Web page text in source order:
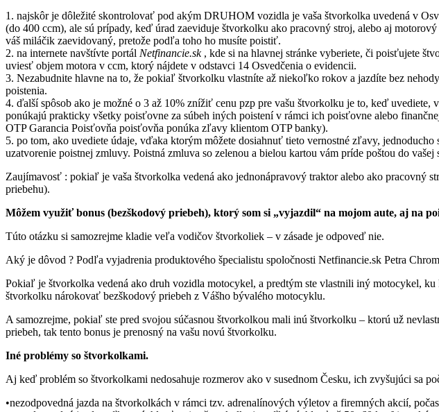
1. najskôr je dôležité skontrolovať pod akým DRUHOM vozidla je vaša štvorkolka uvedená v
(do 400 ccm), ale sú prípady, keď úrad zaeviduje štvorkolku ako pracovný stroj, alebo aj
váš miláčik zaevidovaný, pretože podľa toho ho musíte poistiť.
2. na internete navštívte portál Netfinancie.sk , kde si na hlavnej stránke vyberiete, či poisťujete
uviesť objem motora v ccm, ktorý nájdete v odstavci 14 Osvedčenia o evidencii.
3. Nezabudnite hlavne na to, že pokiaľ štvorkolku vlastníte až niekoľko rokov a jazdíte bez
poistenia.
4. ďalší spôsob ako je možné o 3 až 10% znížiť cenu pzp pre vašu štvorkolku je to, keď
ponúkajú prakticky všetky poisťovne za súbeh iných poistení v rámci ich poisťovne alebo
OTP Garancia Poisťovňa poisťovňa ponúka zľavy klientom OTP banky).
5. po tom, ako uvediete údaje, vďaka ktorým môžete dosiahnuť tieto vernostné zľavy,
uzatvorenie poistnej zmluvy. Poistná zmluva so zelenou a bielou kartou vám príde poštou do vašej
Zaujímavosť : pokiaľ je vaša štvorkolka vedená ako jednonápravový traktor alebo ako pracovný
priebehu).
Môžem využiť bonus (bezškodový priebeh), ktorý som si „vyjazdil“ na mojom aute, aj na
Túto otázku si samozrejme kladie veľa vodičov štvorkoliek – v zásade je odpoveď nie.
Aký je dôvod ? Podľa vyjadrenia produktového špecialistu spoločnosti Netfinancie.sk Petra
Pokiaľ je štvorkolka vedená ako druh vozidla motocykel, a predtým ste vlastnili iný motocykel,
štvorkolku nárokovať bezškodový priebeh z Vášho bývalého motocyklu.
A samozrejme, pokiaľ ste pred svojou súčasnou štvorkolkou mali inú štvorkolku – ktorú už
priebeh, tak tento bonus je prenosný na vašu novú štvorkolku.
Iné problémy so štvorkolkami.
Aj keď problém so štvorkolkami nedosahuje rozmerov ako v susednom Česku, ich zvyšujúci sa
•nezodpovedná jazda na štvorkolkách v rámci tzv. adrenalínových výletov a firemných akcií,